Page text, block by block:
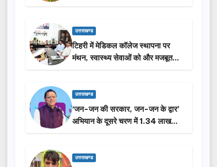
उत्तराखण्ड
टिहरी में मेडिकल कॉलेज स्थापना पर
मंथन, स्वास्थ्य सेवाओं को और मजबूत
करेगी सरकार: मुख्यमंत्री धामी…
उत्तराखण्ड
‘जन-जन की सरकार, जन-जन के द्वार’
अभियान के दूसरे चरण में 1.34 लाख
लोगों की भागीदारी…
उत्तराखण्ड